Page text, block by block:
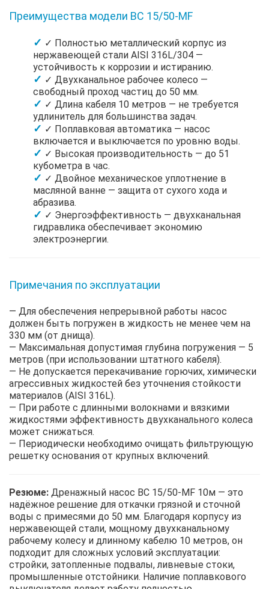
Преимущества модели BC 15/50-MF
✓ Полностью металлический корпус из
нержавеющей стали AISI 316L/304 —
устойчивость к коррозии и истиранию.
✓ Двухканальное рабочее колесо —
свободный проход частиц до 50 мм.
✓ Длина кабеля 10 метров — не требуется
удлинитель для большинства задач.
✓ Поплавковая автоматика — насос
включается и выключается по уровню воды.
✓ Высокая производительность — до 51
кубометра в час.
✓ Двойное механическое уплотнение в
масляной ванне — защита от сухого хода и
абразива.
✓ Энергоэффективность — двухканальная
гидравлика обеспечивает экономию
электроэнергии.
Примечания по эксплуатации
— Для обеспечения непрерывной работы насос
должен быть погружен в жидкость не менее чем на
330 мм (от днища).
— Максимальная допустимая глубина погружения — 5
метров (при использовании штатного кабеля).
— Не допускается перекачивание горючих, химически
агрессивных жидкостей без уточнения стойкости
материалов (AISI 316L).
— При работе с длинными волокнами и вязкими
жидкостями эффективность двухканального колеса
может снижаться.
— Периодически необходимо очищать фильтрующую
решетку основания от крупных включений.
Резюме: Дренажный насос BC 15/50-MF 10м — это
надёжное решение для откачки грязной и сточной
воды с примесями до 50 мм. Благодаря корпусу из
нержавеющей стали, мощному двухканальному
рабочему колесу и длинному кабелю 10 метров, он
подходит для сложных условий эксплуатации:
стройки, затопленные подвалы, ливневые стоки,
промышленные отстойники. Наличие поплавкового